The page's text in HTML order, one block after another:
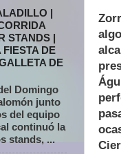
|
STANDS |
FIESTA DE
DE
Domingo
junto
del equipo
continuó la
stands, ...